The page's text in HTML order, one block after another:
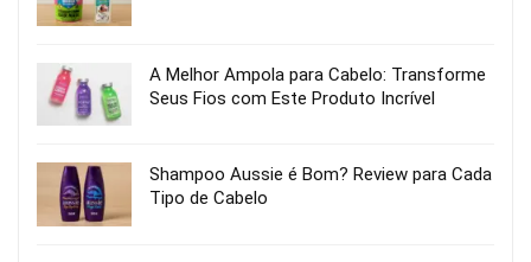
A Melhor Ampola para Cabelo: Transforme
Seus Fios com Este Produto Incrível
Shampoo Aussie é Bom? Review para Cada
Tipo de Cabelo